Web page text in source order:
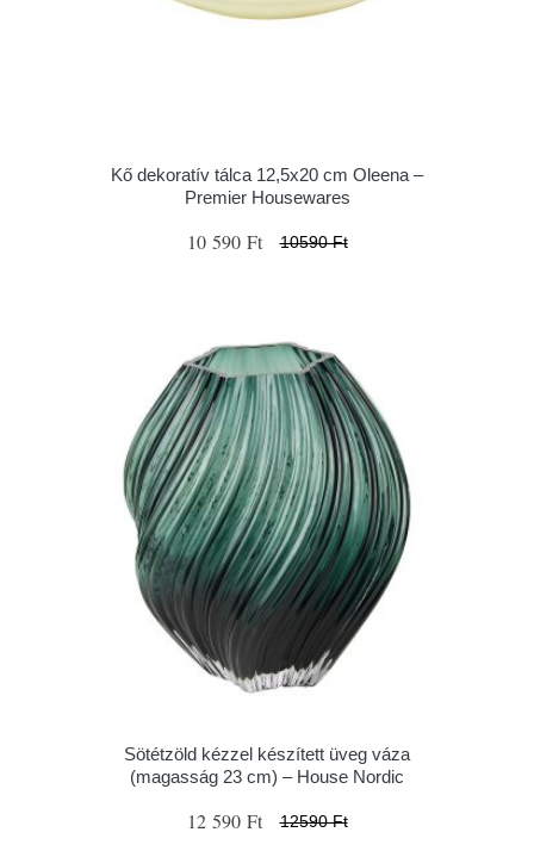
Kő dekoratív tálca 12,5x20 cm Oleena –
Premier Housewares
10 590 Ft 10590 Ft
Sötétzöld kézzel készített üveg váza
(magasság 23 cm) – House Nordic
12 590 Ft 12590 Ft